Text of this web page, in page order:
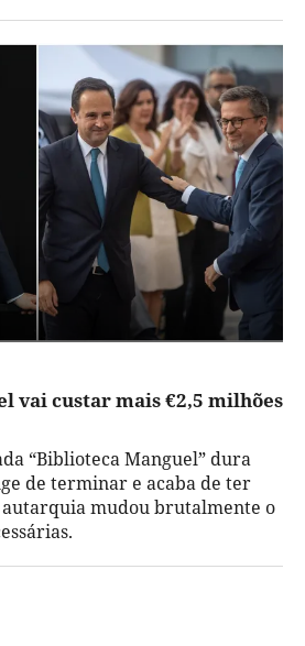
vai custar mais €2,5 milhões
“Biblioteca Manguel” dura
de terminar e acaba de ter
mudou brutalmente o